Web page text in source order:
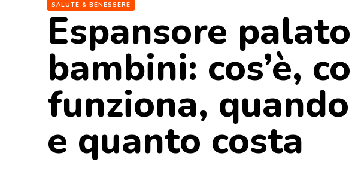
SALUTE & BENESSERE
Espansore
bambini: cos’è,
funziona,
e quanto costa